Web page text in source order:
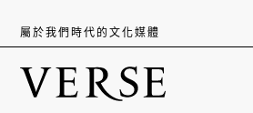
屬於我們時代的文化媒體